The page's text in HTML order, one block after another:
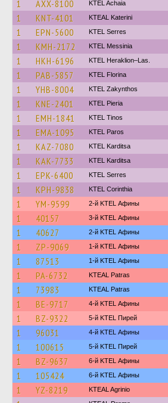
1 AXX-8100 KTEL Achaia
1 KNT-4101 KTEAL Katerini
1 EPN-5600 KTEL Serres
1 KMH-2172 KTEL Messinia
1 HKH-6196 KTEL Heraklion–Las.
1 PAB-5857 KTEL Florina
1 YHB-8004 KTEL Zakynthos
1 KNE-2401 KTEL Pieria
1 EMH-1841 KTEL Tinos
1 EMA-1095 KTEL Paros
1 KAZ-7080 ΚΤΕL Karditsa
1 KAK-7733 ΚΤΕL Karditsa
1 EPK-6400 KTEL Serres
1 KPH-9838 KTEL Corinthia
1 YM-9599 2-й KTEL Афины
1 40157 3-й KTEL Афины
1 40627 2-й KTEL Афины
1 ZP-9069 1-й KTEL Афины
1 87513 1-й KTEL Афины
1 PA-6732 KTEAL Patras
1 73983 KTEAL Patras
1 BE-9717 4-й KTEL Афины
1 BZ-9322 5-й KTEL Пирей
1 96031 4-й KTEL Афины
1 100615 5-й KTEL Пирей
1 BZ-9637 6-й KTEL Афины
1 105424 6-й KTEL Афины
1 YZ-8219 KTEAL Agrinio